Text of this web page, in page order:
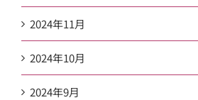
2024年11月
2024年10月
2024年9月